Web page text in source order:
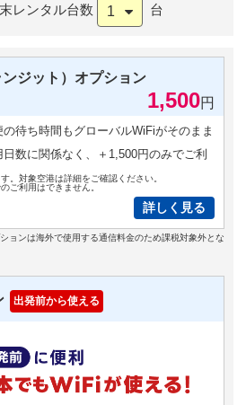
レンタル台数 1 台
ジット）オプション
1,500円
待ち時間もグローバルWiFiがそのまま
数に関係なく、＋1,500円のみでご利
。対象空港は詳細をご確認ください。
ご利用はできません。
詳しく見る
ョンは海外で使用する通信料金のため課税対象外とな
出発前から使える